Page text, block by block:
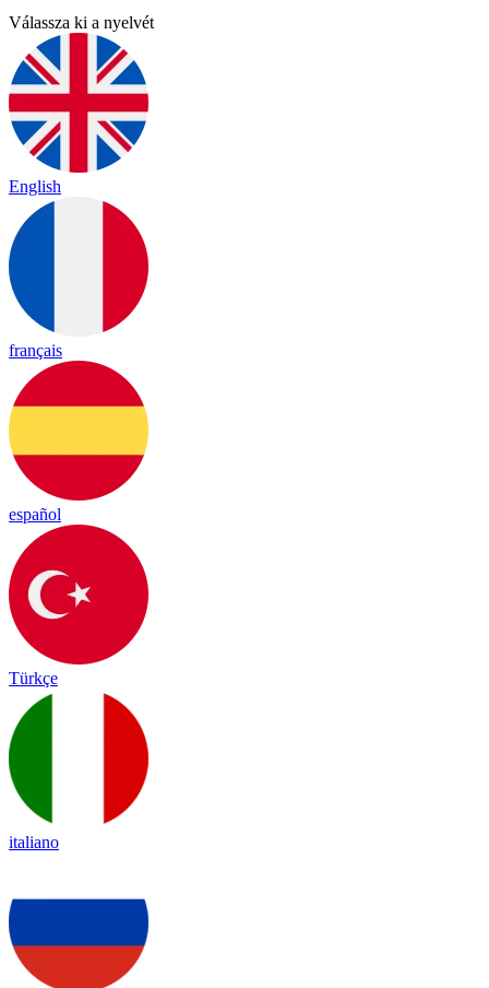
Válassza ki a nyelvét
English
français
español
Türkçe
italiano